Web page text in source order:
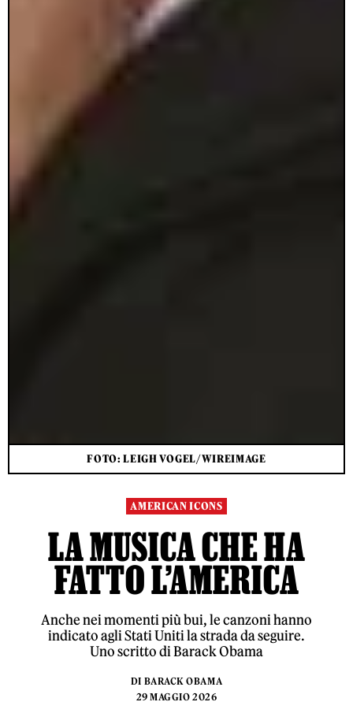
FOTO: LEIGH VOGEL/WIREIMAGE
AMERICAN ICONS
LA MUSICA CHE HA
FATTO L’AMERICA
Anche nei momenti più bui, le canzoni hanno
indicato agli Stati Uniti la strada da seguire.
Uno scritto di Barack Obama
DI BARACK OBAMA
29 MAGGIO 2026